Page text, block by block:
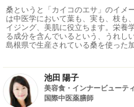
桑というと「カイコのエサ」のイメ
は中医学において葉も、実も、枝も
イジング、美肌に役立ちます。栄養
る成分を含んでいるという、うれし
島根県で生産されている桑を使った
池田 陽子
美容食・インナービューテ
国際中医薬膳師